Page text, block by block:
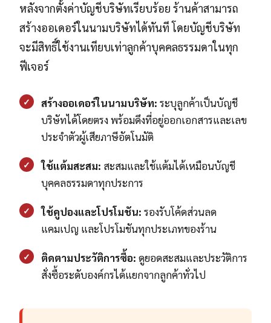
หลังจากตั้งค่าบัญชีบริษัทเรียบร้อย ร้านค้าสามารถ
สร้างออเดอร์ในนามบริษัทได้ทันที โดยบัญชีบริษัท
จะมีสิทธิ์ใช้งานเทียบเท่าลูกค้าบุคคลธรรมดาในทุก
ฟีเจอร์
✓ สร้างออเดอร์ในนามบริษัท: ระบุลูกค้าเป็นบัญชี
บริษัทได้โดยตรง พร้อมดึงที่อยู่ออกเอกสารและเลข
ประจำตัวผู้เสียภาษีอัตโนมัติ
✓ ใช้แต้มสะสม: สะสมและใช้แต้มได้เหมือนบัญชี
บุคคลธรรมดาทุกประการ
✓ ใช้คูปองและโปรโมชัน: รองรับโค้ดส่วนลด
แคมเปญ และโปรโมชันทุกประเภทของร้าน
✓ ติดตามประวัติการซื้อ: ดูยอดสะสมและประวัติการ
สั่งซื้อระดับองค์กรได้แยกจากลูกค้าทั่วไป